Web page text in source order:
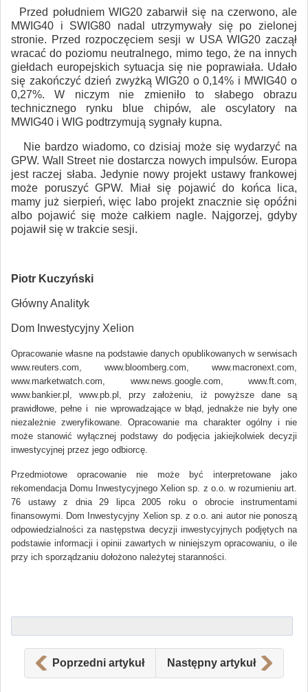
Przed południem WIG20 zabarwił się na czerwono, ale
MWIG40 i SWIG80 nadal utrzymywały się po zielonej
stronie. Przed rozpoczęciem sesji w USA WIG20 zaczął
wracać do poziomu neutralnego, mimo tego, że na innych
giełdach europejskich sytuacja się nie poprawiała. Udało
się zakończyć dzień zwyżką WIG20 o 0,14% i MWIG40 o
0,27%. W niczym nie zmieniło to słabego obrazu
technicznego rynku blue chipów, ale oscylatory na
MWIG40 i WIG podtrzymują sygnały kupna.
Nie bardzo wiadomo, co dzisiaj może się wydarzyć na
GPW. Wall Street nie dostarcza nowych impulsów. Europa
jest raczej słaba. Jedynie nowy projekt ustawy frankowej
może poruszyć GPW. Miał się pojawić do końca lica,
mamy już sierpień, więc labo projekt znacznie się opóźni
albo pojawić się może całkiem nagle. Najgorzej, gdyby
pojawił się w trakcie sesji.
Piotr Kuczyński
Główny Analityk
Dom Inwestycyjny Xelion
Opracowanie własne na podstawie danych opublikowanych w serwisach
www.reuters.com, www.bloomberg.com, www.macronext.com,
www.marketwatch.com, www.news.google.com, www.ft.com,
www.bankier.pl, www.pb.pl, przy założeniu, iż powyższe dane są
prawidłowe, pełne i nie wprowadzające w błąd, jednakże nie były one
niezależnie zweryfikowane. Opracowanie ma charakter ogólny i nie
może stanowić wyłącznej podstawy do podjęcia jakiejkolwiek decyzji
inwestycyjnej przez jego odbiorcę.
Przedmiotowe opracowanie nie może być interpretowane jako
rekomendacja Domu Inwestycyjnego Xelion sp. z o.o. w rozumieniu art.
76 ustawy z dnia 29 lipca 2005 roku o obrocie instrumentami
finansowymi. Dom Inwestycyjny Xelion sp. z o.o. ani autor nie ponoszą
odpowiedzialności za następstwa decyzji inwestycyjnych podjętych na
podstawie informacji i opinii zawartych w niniejszym opracowaniu, o ile
przy ich sporządzaniu dołożono należytej staranności.
Poprzedni artykuł Następny artykuł